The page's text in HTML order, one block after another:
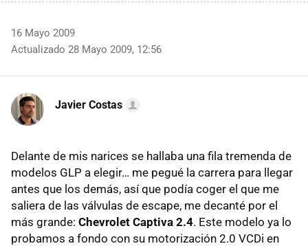
16 Mayo 2009
Actualizado 28 Mayo 2009, 12:56
Javier Costas
Delante de mis narices se hallaba una fila tremenda de
modelos GLP a elegir… me pegué la carrera para llegar
antes que los demás, así que podía coger el que me
saliera de las válvulas de escape, me decanté por el
más grande: Chevrolet Captiva 2.4. Este modelo ya lo
probamos a fondo con su motorización 2.0 VCDi en